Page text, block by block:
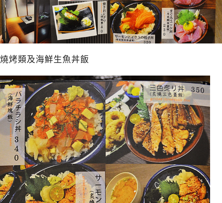
燒烤類及海鮮生魚丼飯